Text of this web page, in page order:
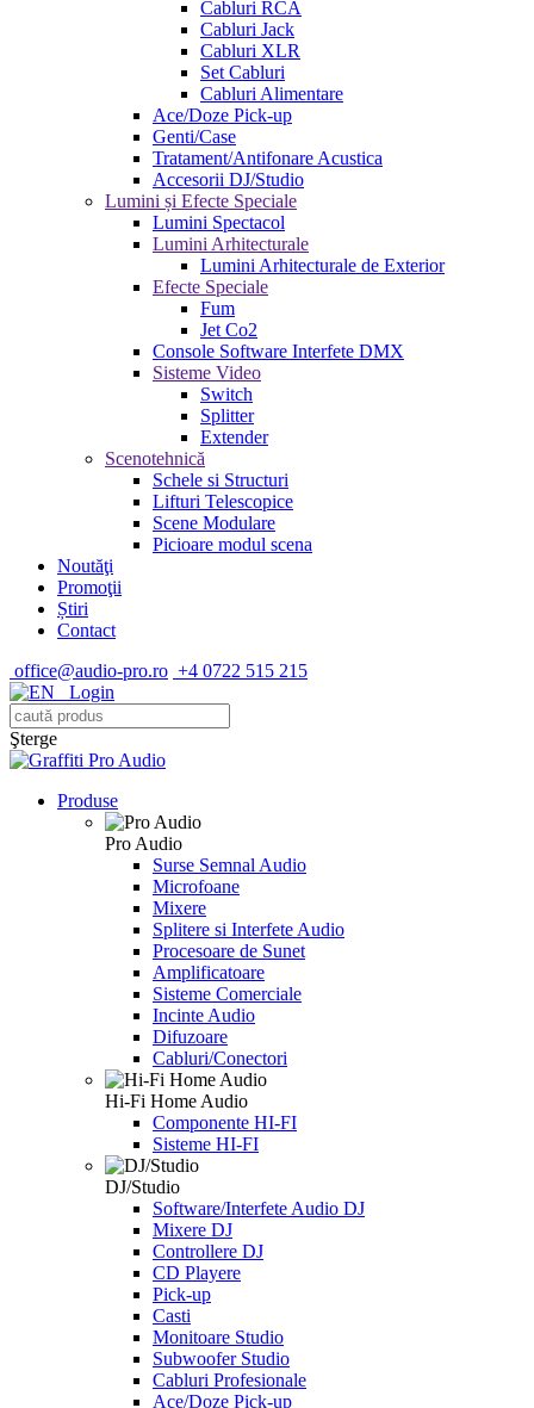
Cabluri RCA
Cabluri Jack
Cabluri XLR
Set Cabluri
Cabluri Alimentare
Ace/Doze Pick-up
Genti/Case
Tratament/Antifonare Acustica
Accesorii DJ/Studio
Lumini și Efecte Speciale
Lumini Spectacol
Lumini Arhitecturale
Lumini Arhitecturale de Exterior
Efecte Speciale
Fum
Jet Co2
Console Software Interfete DMX
Sisteme Video
Switch
Splitter
Extender
Scenotehnică
Schele si Structuri
Lifturi Telescopice
Scene Modulare
Picioare modul scena
Noutăţi
Promoţii
Știri
Contact
office@audio-pro.ro +4 0722 515 215
Login
Şterge
Produse
Pro Audio
Surse Semnal Audio
Microfoane
Mixere
Splitere si Interfete Audio
Procesoare de Sunet
Amplificatoare
Sisteme Comerciale
Incinte Audio
Difuzoare
Cabluri/Conectori
Hi-Fi Home Audio
Componente HI-FI
Sisteme HI-FI
DJ/Studio
Software/Interfete Audio DJ
Mixere DJ
Controllere DJ
CD Playere
Pick-up
Casti
Monitoare Studio
Subwoofer Studio
Cabluri Profesionale
Ace/Doze Pick-up